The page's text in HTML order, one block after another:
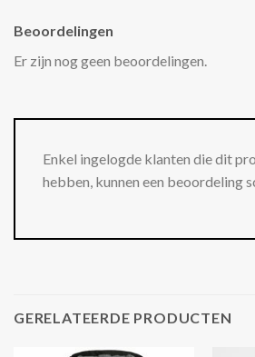
Beoordelingen
Er zijn nog geen beoordelingen.
Enkel ingelogde klanten die dit
hebben, kunnen een beoordeling
GERELATEERDE PRODUCTEN